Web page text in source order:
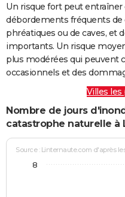
Un risque fort peut
débordements fréquents de
phréatiques ou de caves, et
importants. Un risque
plus modérées qui peuvent
occasionnels et des
Villes
Nombre de jours
catastrophe naturelle à
Source : Linternaute.com d'après
8